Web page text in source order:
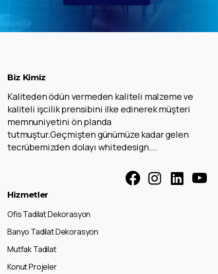
Biz Kimiz
Kaliteden ödün vermeden kaliteli malzeme ve
kaliteli işcilik prensibini ilke edinerek müşteri
memnuniyetini ön planda
tutmuştur.Geçmişten günümüze kadar gelen
tecrübemizden dolayı whitedesign….
Hizmetler
Ofis Tadilat Dekorasyon
Banyo Tadilat Dekorasyon
Mutfak Tadilat
Konut Projeler